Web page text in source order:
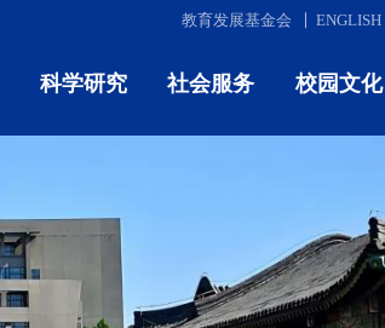
教育发展基金会 ENGLISH
科学研究 社会服务 校园文化